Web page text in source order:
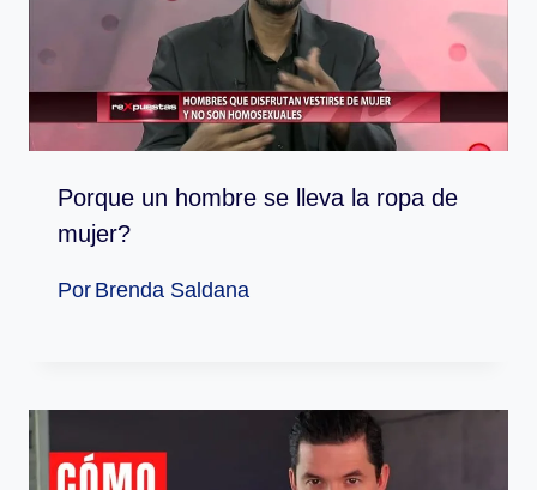
Porque un hombre se lleva la ropa de
mujer?
Por Brenda Saldana